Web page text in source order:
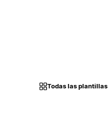
Todas las plantillas